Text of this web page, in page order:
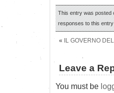
This entry was posted
responses to this
« IL GOVERNO
Leave a
You must be